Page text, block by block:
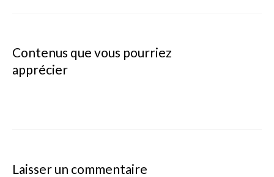
Contenus que vous pourriez
apprécier
Laisser un commentaire